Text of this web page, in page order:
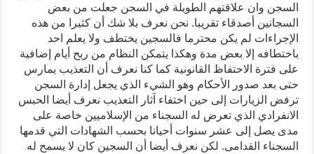
السجن وان علاقتهم الطويلة في السجن جعلت من بعض
السجانين أصدقاء تقريبا. نحن نعرف بلا شك أن كثيرا من هذه
الإجراءات لم يكن محترما فالسجين يختطف ولا يعلم احد
باختطافه إلا بعض مدة وهكذا يتمكن النظام من ربح أيام إضافية
على فترة الاحتفاظ القانونية كما كنا نعرف أن التعذيب يمارس
حتى بعد صدور الأحكام وهو الشيء الذي يجعل إدارة السجن
ترفض الزيارات إلى حين اختفاء آثار التعذيب نعرف أيضا الحبس
الانفرادي الذي تعرض له السجناء من الإسلاميين خاصة على
مدى يصل إلى عشر سنوات أحيانا بحسب الشهادات التي قدمها
السجناء القدامى. لكن نعرف أيضا أن السجين كان لا يسمح له